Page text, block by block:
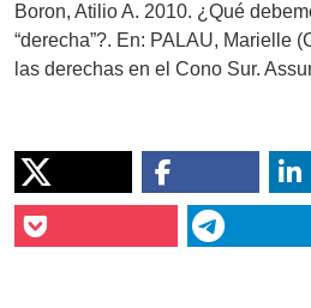
Boron, Atilio A. 2010. ¿Qué
“derecha”?. En: PALAU, Marielle
las derechas en el Cono Sur.